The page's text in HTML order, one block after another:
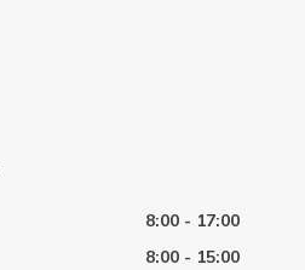
8:00 - 17:00
8:00 - 15:00